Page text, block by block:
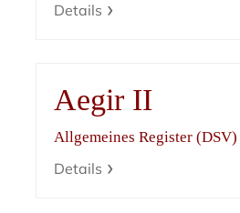
Details
Aegir II
Allgemeines Register (DSV)
Details